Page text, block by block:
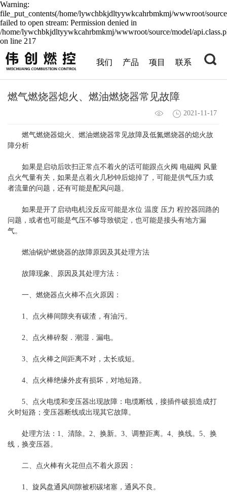
Warning:
file_put_contents(/home/lywchbkjdltyywkcahrbmkmj/wwwroot/
failed to open stream: Permission denied in
/home/lywchbkjdltyywkcahrbmkmj/wwwroot/source/model/
on line 217
我们 产品 项目 联系
燃气燃烧器熄火、燃油燃烧器常见故障
2021-11-17
燃气燃烧器熄火、燃油燃烧器常见故障及低氮燃烧器的熄火故
障分析
如果是启动后吹扫正常点不着火的话可能跟点火阀 电磁阀 风量
点火气量有关， 如果是点着火几秒钟后熄掉了，可能是供气压力或
者流量的问题，还有可能是配风问题。
如果是开了启动电机没反应可能是水位 温度 压力 程控器回路的
问题，或者也可能是气压不够导致锁定，也可能是接头有地方漏
气。
燃油锅炉燃烧器的故障原因及其处理方法
故障现象、原因及其处理方法：
一、燃烧器点火棒不点火 原因：
1、点火棒间隙夹有碳渣，有油污。
2、点火棒碎裂．潮湿．漏电。
3、点火棒之间距离不对，太长或短。
4、点火棒绝缘外皮有损坏，对地短路。
5、点火电缆和变压器出现故障：电缆断线，接插件破损造成打
火时短路；变压器断线或出现其它故障。
处理方法：1、清除。2、换新。3、调整距离。4、换线。5、换
线，换变压器。
二、点火棒有火花但点不着火 原因：
1、旋风盘通风间隙被积碳堵塞，通风不良。